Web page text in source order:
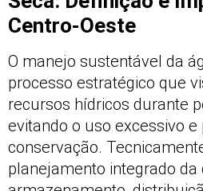
Centro-Oeste
O manejo sustentável da
processo estratégico que
recursos hídricos durante
evitando o uso excessivo e
conservação.
planejamento integrado da